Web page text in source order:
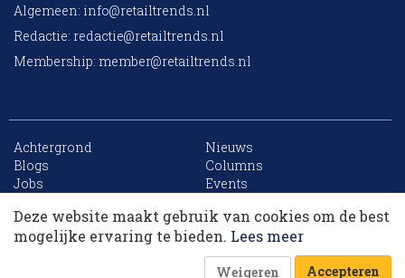
Algemeen: info@retailtrends.nl
Redactie: redactie@retailtrends.nl
Membership: member@retailtrends.nl
Achtergrond
Nieuws
Blogs
Columns
Jobs
Events
Archief
Sitemap
Deze website maakt gebruik van cookies om de best
mogelijke ervaring te bieden. Lees meer
Weigeren Accepteren
10 collega’s
Korting op events